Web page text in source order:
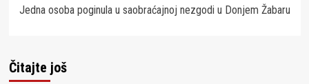
Jedna osoba poginula u saobraćajnoj nezgodi u Donjem Žabaru
Čitajte još